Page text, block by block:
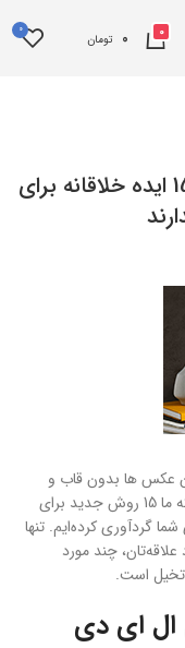
0
0 تومان
0
چاپ عکس برای ریسه همراه با 15 ایده خلاقانه برای
عکس ها بدون قاب و
شاسی بسیار مشکل است. به همین دلیل است که ما 15 روش جدید برای
گردآوری کرده‌ایم. تنها
چند مورد
تخیل است.
ای دی